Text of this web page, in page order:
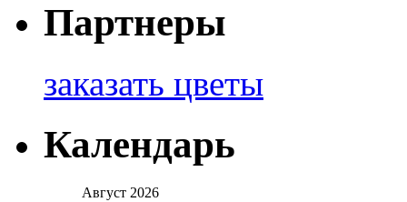
Партнеры
заказать цветы
Календарь
Август 2026